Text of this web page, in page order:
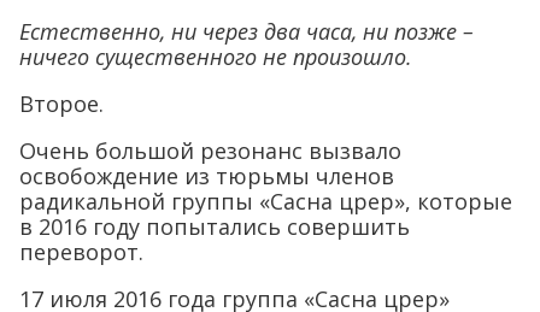
Естественно, ни через два часа, ни позже –
ничего существенного не произошло.
Второе.
Очень большой резонанс вызвало
освобождение из тюрьмы членов
радикальной группы «Сасна црер», которые
в 2016 году попытались совершить
переворот.
17 июля 2016 года группа «Сасна црер»